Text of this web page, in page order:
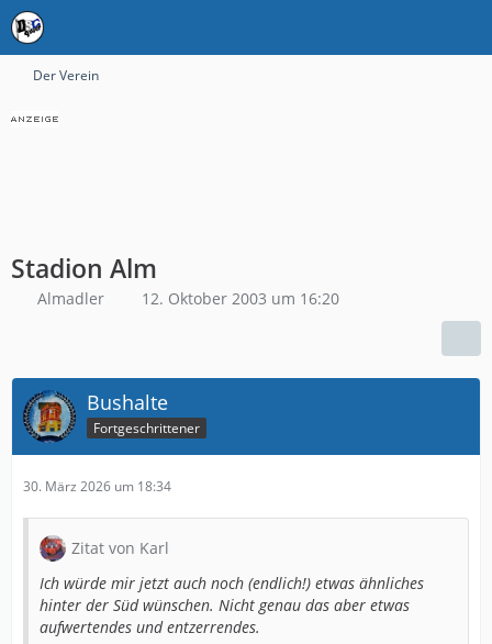
Der Verein
Stadion Alm
Almadler 12. Oktober 2003 um 16:20
Bushalte
Fortgeschrittener
30. März 2026 um 18:34
Zitat von Karl
Ich würde mir jetzt auch noch (endlich!) etwas ähnliches
hinter der Süd wünschen. Nicht genau das aber etwas
aufwertendes und entzerrendes.